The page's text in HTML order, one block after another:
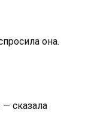
она.
сказала